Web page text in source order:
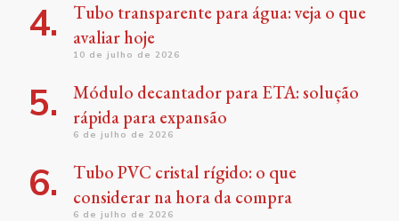
Tubo transparente para água: veja o que
avaliar hoje
10 de julho de 2026
Módulo decantador para ETA: solução
rápida para expansão
6 de julho de 2026
Tubo PVC cristal rígido: o que
considerar na hora da compra
6 de julho de 2026